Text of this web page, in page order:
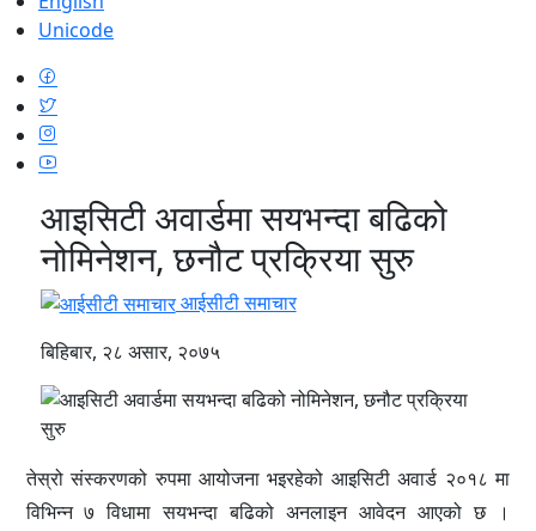
Unicode
आइसिटी अवार्डमा सयभन्दा बढिको
नोमिनेशन, छनौट प्रक्रिया सुरु
आईसीटी समाचार
बिहिबार, २८ असार, २०७५
तेस्रो संस्करणको रुपमा आयोजना भइरहेको आइसिटी अवार्ड २०१८ मा
विभिन्न ७ विधामा सयभन्दा बढिको अनलाइन आवेदन आएको छ ।